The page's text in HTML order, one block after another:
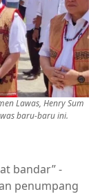
Lawas, Henry Sum
baru-baru ini.
bandar” -
penumpang